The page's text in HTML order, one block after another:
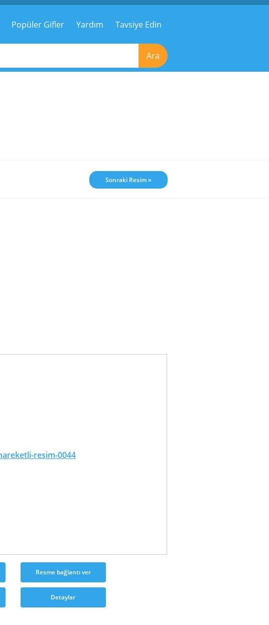
Popüler Gifler Yardım Tavsiye Edin
Ara
Sonraki Resim »
Resme bağlantı ver
Detaylar